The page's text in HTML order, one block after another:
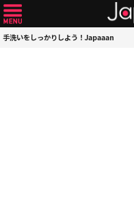
手洗いをしっかりしよう！Japaaan